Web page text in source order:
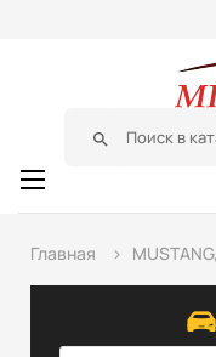
search
Toggle
navigation
☰
Главная